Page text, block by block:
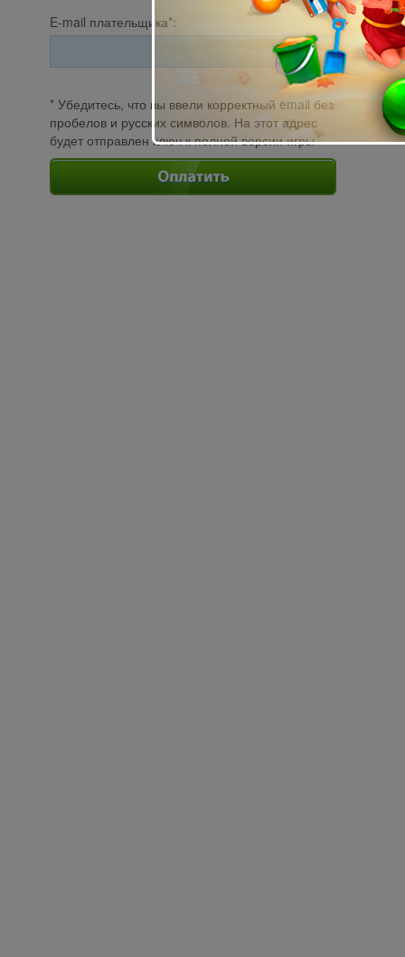
E-mail плательщика*:
* Убедитесь, что вы ввели корректный email без
пробелов и русских символов. На этот адрес
будет отправлен ключ к полной версии игры